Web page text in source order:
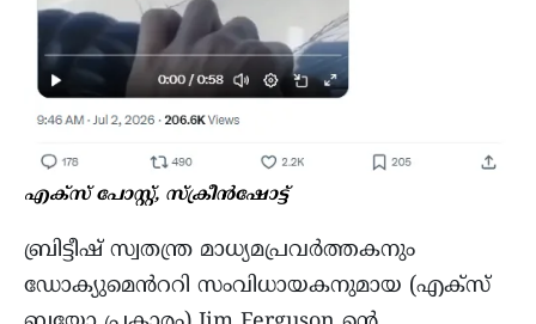
എക്സ് പോസ്റ്റ്, സ്ക്രീൻഷോട്ട്
ബ്രിട്ടീഷ് സ്വതന്ത്ര മാധ്യമപ്രവർത്തകനും
ഡോക്യുമെൻററി സംവിധായകനുമായ (എക്സ്